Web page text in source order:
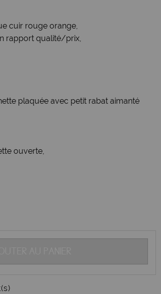
cuir rouge orange,
rapport qualité/prix,
plaquée avec petit rabat aimanté
ouverte,